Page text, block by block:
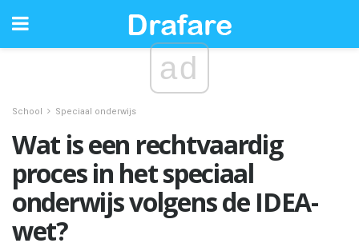
ad
School Speciaal onderwijs
Wat is een rechtvaardig
proces in het speciaal
onderwijs volgens de IDEA-
wet?